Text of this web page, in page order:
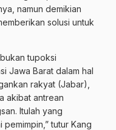
namun demikian
solusi untuk
tupoksi
Jawa Barat dalam hal
rakyat (Jabar),
akibat antrean
Itulah yang
tutur Kang